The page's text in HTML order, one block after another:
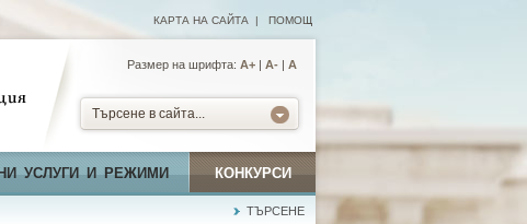
КАРТА НА САЙТА | ПОМОЩ
Размер на шрифта: А+ | A- | A
Търсене в сайта...
УСЛУГИ И РЕЖИМИ КОНКУРСИ
ТЪРСЕНЕ